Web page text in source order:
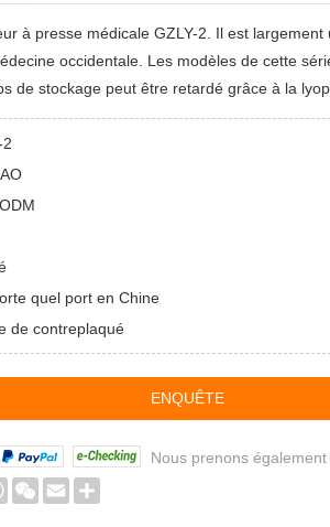
à presse médicale GZLY-2. Il est
occidentale. Les modèles de cette
de stockage peut être retardé grâce à la
2
quel port en Chine
de contreplaqué
ENQUÊTE
Nous prenons
WhatsApp
WeChat
Email